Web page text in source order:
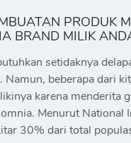
PRODUK
BRAND MILIK
setidaknya
Namun, beberapa dari
karena menderita
Menurut National
30% dari total